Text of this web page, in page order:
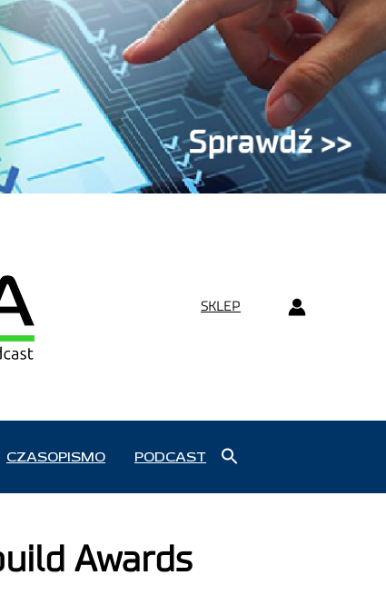
SKLEP
CZASOPISMO PODCAST
Awards